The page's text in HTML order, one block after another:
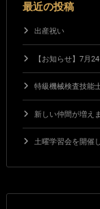
最近の投稿
出産祝い
【お知らせ】7月
特級機械検査技能
新しい仲間が増え
土曜学習会を開催